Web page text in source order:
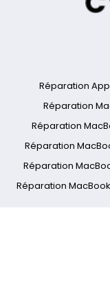
Réparation
Réparation
Réparation
Réparation
Réparation
Réparation